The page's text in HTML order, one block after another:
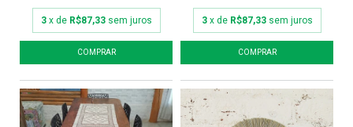
3 x de R$87,33 sem juros 3 x de R$87,33 sem juros